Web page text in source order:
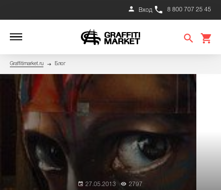
8 800 707 25 45
Вход
Graffitimarket.ru Блог
27.05.2013 2797